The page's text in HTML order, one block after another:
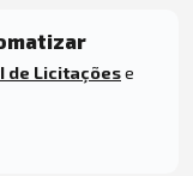
de Licitaçõese